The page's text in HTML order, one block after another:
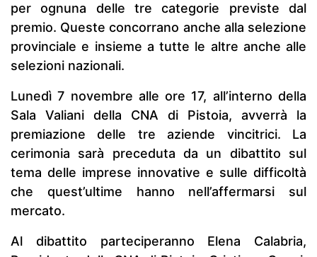
per ognuna delle tre categorie previste dal
premio. Queste concorrano anche alla selezione
provinciale e insieme a tutte le altre anche alle
selezioni nazionali.
Lunedì 7 novembre alle ore 17, all’interno della
Sala Valiani della CNA di Pistoia, avverrà la
premiazione delle tre aziende vincitrici. La
cerimonia sarà preceduta da un dibattito sul
tema delle imprese innovative e sulle difficoltà
che quest’ultime hanno nell’affermarsi sul
mercato.
Al dibattito parteciperanno Elena Calabria,